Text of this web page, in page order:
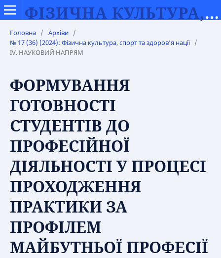
ФІЗИЧНА КУЛЬТУРА, СПОРТ ТА ЗДОРОВ’Я НАЦІЇ
Головна / Архіви /
№ 17 (36) (2024): Фізична культура, спорт та здоров’я нації /
IV. НАУКОВИЙ НАПРЯМ
ФОРМУВАННЯ
ГОТОВНОСТІ
СТУДЕНТІВ ДО
ПРОФЕСІЙНОЇ
ДІЯЛЬНОСТІ У ПРОЦЕСІ
ПРОХОДЖЕННЯ
ПРАКТИКИ ЗА
ПРОФІЛЕМ
МАЙБУТНЬОЇ ПРОФЕСІЇ